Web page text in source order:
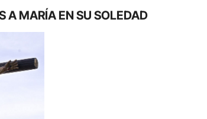
A MARÍA EN SU SOLEDAD